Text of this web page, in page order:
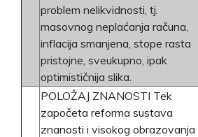
problem nelikvidnosti, tj.
masovnog neplaćanja računa,
inflacija smanjena, stope rasta
pristojne, sveukupno, ipak
optimističnija slika.
POLOŽAJ ZNANOSTI Tek
započeta reforma sustava
znanosti i visokog obrazovanja